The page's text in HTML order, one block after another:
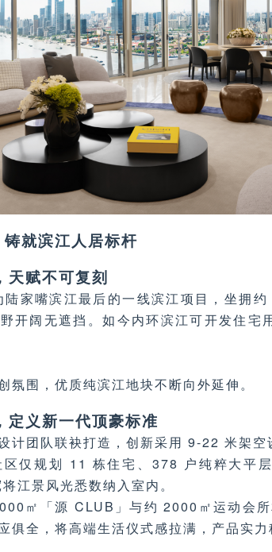
就滨江人居标杆
天赋不可复刻
家嘴滨江最后的一线滨江项目，坐拥
开阔无遮挡。如今内环滨江可开发住宅
氛围，优质纯滨江地块不断向外延伸。
义新一代顶豪标准
计团队联袂打造，创新采用 9-22 米架
区仅规划 11 栋住宅、378 户纯粹大平
江景风光悉数纳入室内。
㎡「源 CLUB」与约 2000㎡运动会
俱全，将高端生活仪式感拉满，产品实力